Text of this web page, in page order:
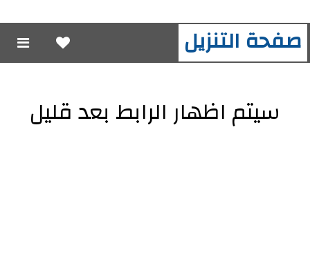
صفحة التنزيل
سيتم اظهار الرابط بعد قليل